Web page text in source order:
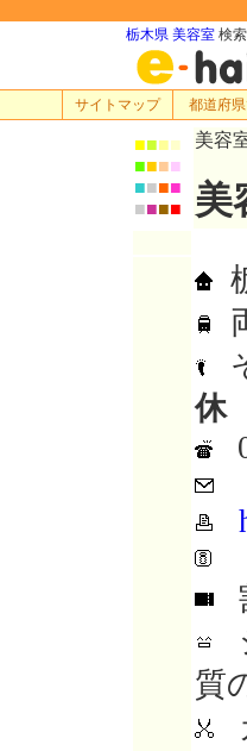
栃木県 美容室 検
サイトマップ 都道府
■■■■
■■■■
■■■■
■■■■
美容
美
休
質